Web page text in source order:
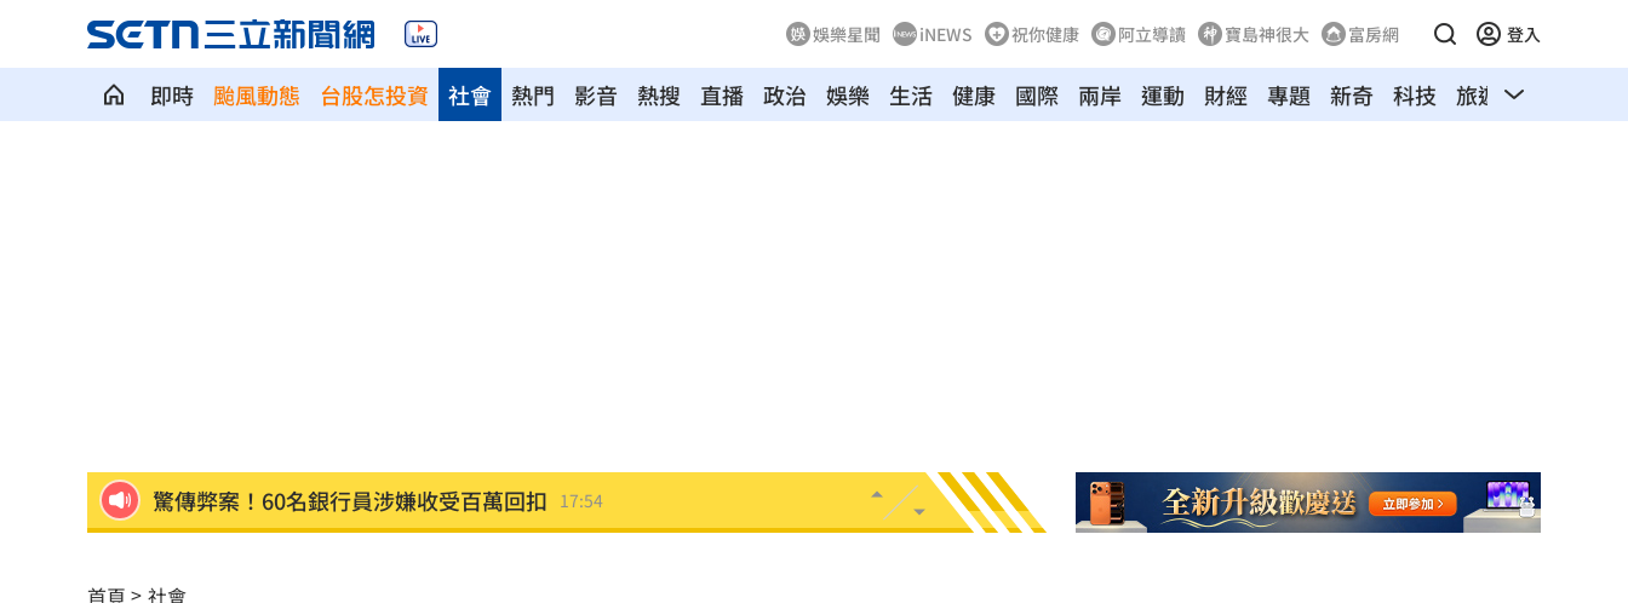
娛樂星聞 iNEWS 祝你健康 阿立導讀 寶島神很大 富房網 登入
即時 颱風動態 台股怎投資 熱門 影音 熱搜 直播 政治
社會 娛樂 生活 健康 國際 兩岸 運動 財經 專題 新奇 科技 旅遊 汽車
中國國台辦推台青e家涉統戰 下場曝光 17:53
首頁 社會